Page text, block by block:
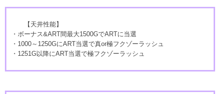
【天井性能】
・ボーナス&ART間最大1500GでARTに当選
・1000～1250GにART当選で真or極フクゾーラッシュ
・1251G以降にART当選で極フクゾーラッシュ